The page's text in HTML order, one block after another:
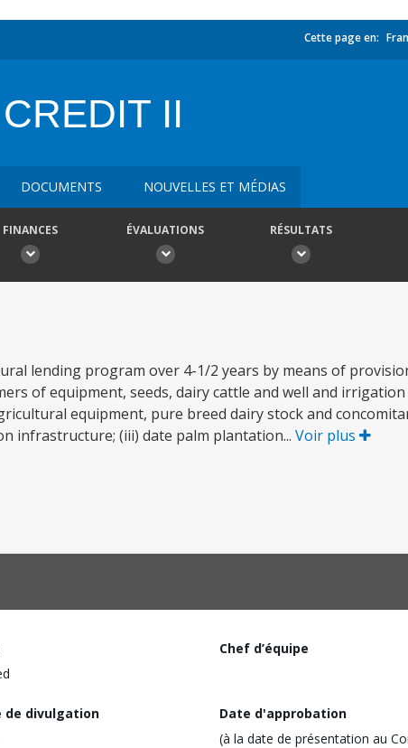
Cette page en:
II
DOCUMENTS NOUVELLES ET MÉDIAS
FINANCES ÉVALUATIONS RÉSULTATS
lending program over 4-1/2 years by means of
of equipment, seeds, dairy cattle and well and
equipment, pure breed dairy stock and
infrastructure; (iii) date palm plantation... Voir plus
Chef d’équipe
de divulgation
Date d'approbation
(à la date de présentation au